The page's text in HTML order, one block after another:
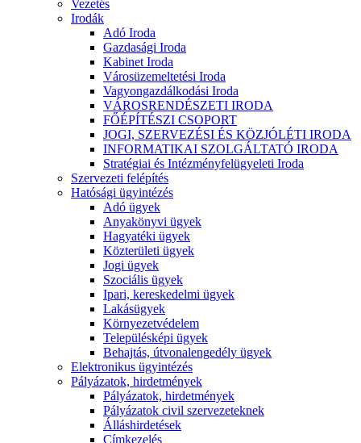
Vezetés
Irodák
Adó Iroda
Gazdasági Iroda
Kabinet Iroda
Városüzemeltetési Iroda
Vagyongazdálkodási Iroda
VÁROSRENDÉSZETI IRODA
FŐÉPÍTÉSZI CSOPORT
JOGI, SZERVEZÉSI ÉS KÖZJÓLÉTI IRODA
INFORMATIKAI SZOLGÁLTATÓ IRODA
Stratégiai és Intézményfelügyeleti Iroda
Szervezeti felépítés
Hatósági ügyintézés
Adó ügyek
Anyakönyvi ügyek
Hagyatéki ügyek
Közterületi ügyek
Jogi ügyek
Szociális ügyek
Ipari, kereskedelmi ügyek
Lakásügyek
Környezetvédelem
Településképi ügyek
Behajtás, útvonalengedély ügyek
Elektronikus ügyintézés
Pályázatok, hirdetmények
Pályázatok, hirdetmények
Pályázatok civil szervezeteknek
Álláshirdetések
Címkezelés